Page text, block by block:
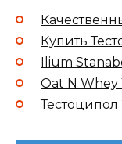
Купить
Ilium
Oat N Whey